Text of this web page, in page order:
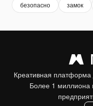
безопасно замок
Креативная
Более 1 миллиона